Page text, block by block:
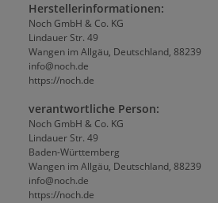
Herstellerinformationen:
Noch GmbH & Co. KG
Lindauer Str. 49
Wangen im Allgäu, Deutschland, 88239
info@noch.de
https://noch.de
verantwortliche Person:
Noch GmbH & Co. KG
Lindauer Str. 49
Baden-Württemberg
Wangen im Allgäu, Deutschland, 88239
info@noch.de
https://noch.de